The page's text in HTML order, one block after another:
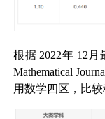
根据2022年 12 月
Mathematical
用数学四区，比较